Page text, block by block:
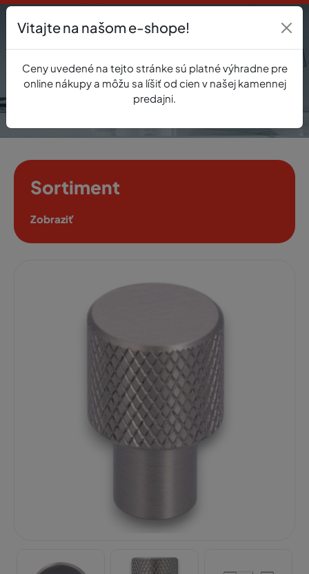
0
Sortiment
Zobraziť
Vitajte na našom e-shope!
Ceny uvedené na tejto stránke sú platné výhradne pre
online nákupy a môžu sa líšiť od cien v našej kamennej
predajni.